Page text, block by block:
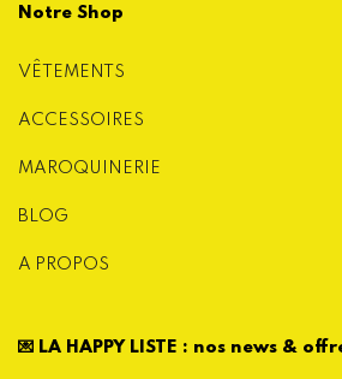
Notre Shop
VÊTEMENTS
ACCESSOIRES
MAROQUINERIE
BLOG
A PROPOS
💌 LA HAPPY LISTE : nos news &